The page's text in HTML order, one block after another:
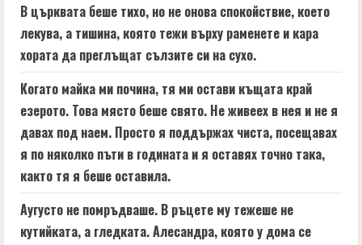
В църквата беше тихо, но не онова спокойствие, което
лекува, а тишина, която тежи върху раменете и кара
хората да преглъщат сълзите си на сухо.
Когато майка ми почина, тя ми остави къщата край
езерото. Това място беше свято. Не живеех в нея и не я
давах под наем. Просто я поддържах чиста, посещавах
я по няколко пъти в годината и я оставях точно така,
както тя я беше оставила.
Аугусто не помръдваше. В ръцете му тежеше не
кутийката, а гледката. Алесандра, която у дома се